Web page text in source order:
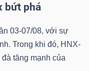
bứt phá
03-07/08, với sự
Trong khi đó, HNX-
tăng mạnh của